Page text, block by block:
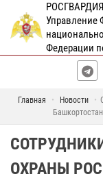
РОСГВАРДИЯ
Управление
Федерации
Главная Новости
ОХРАНЫ